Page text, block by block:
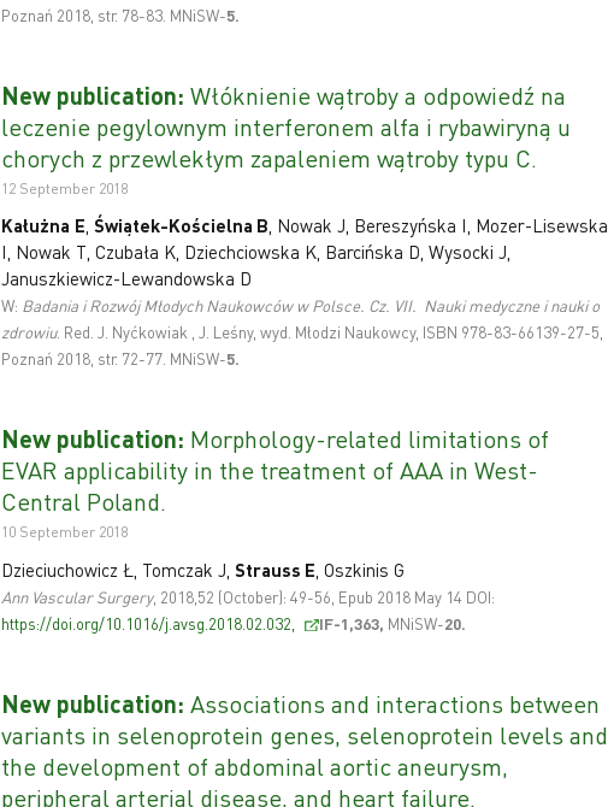
Poznań 2018, str. 78-83. MNiSW-5.
New publication: Włóknienie wątroby a odpowiedź na
leczenie pegylownym interferonem alfa i rybawiryną u
chorych z przewlekłym zapaleniem wątroby typu C.
12 September 2018
Kałużna E, Świątek-Kościelna B, Nowak J, Bereszyńska I, Mozer-Lisewska
I, Nowak T, Czubała K, Dziechciowska K, Barcińska D, Wysocki J,
Januszkiewicz-Lewandowska D
W: Badania i Rozwój Młodych Naukowców w Polsce. Cz. VII. Nauki medyczne i nauki o
zdrowiu. Red. J. Nyćkowiak , J. Leśny, wyd. Młodzi Naukowcy, ISBN 978-83-66139-27-5,
Poznań 2018, str. 72-77. MNiSW-5.
New publication: Morphology-related limitations of
EVAR applicability in the treatment of AAA in West-
Central Poland.
10 September 2018
Dzieciuchowicz Ł, Tomczak J, Strauss E , Oszkinis G
Ann Vascular Surgery, 2018,52 (October): 49-56, Epub 2018 May 14 DOI:
https://doi.org/10.1016/j.avsg.2018.02.032,
IF-1,363, MNiSW-20.
New publication: Associations and interactions between
variants in selenoprotein genes, selenoprotein levels and
the development of abdominal aortic aneurysm,
peripheral arterial disease, and heart failure.